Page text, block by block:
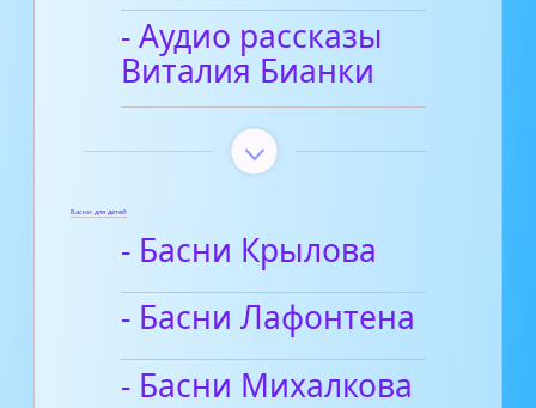
- Аудио рассказы
Виталия Бианки
Басни для детей
- Басни Крылова
- Басни Лафонтена
- Басни Михалкова